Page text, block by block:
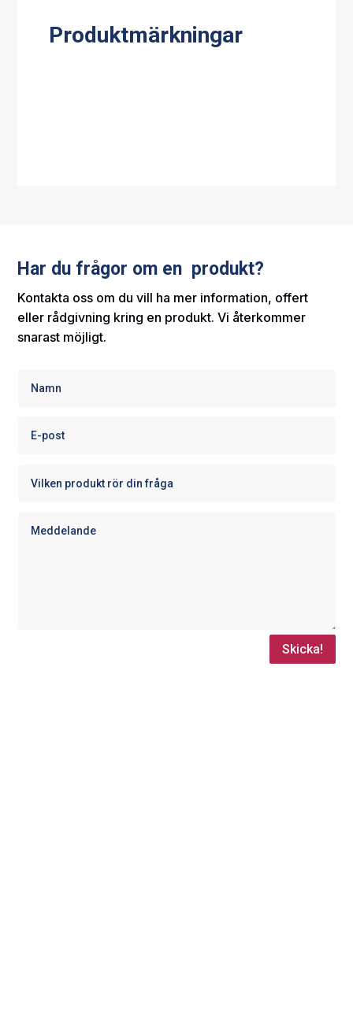
Produktmärkningar
Har du frågor om en produkt?
Kontakta oss om du vill ha mer information, offert
eller rådgivning kring en produkt. Vi återkommer
snarast möjligt.
Skicka!